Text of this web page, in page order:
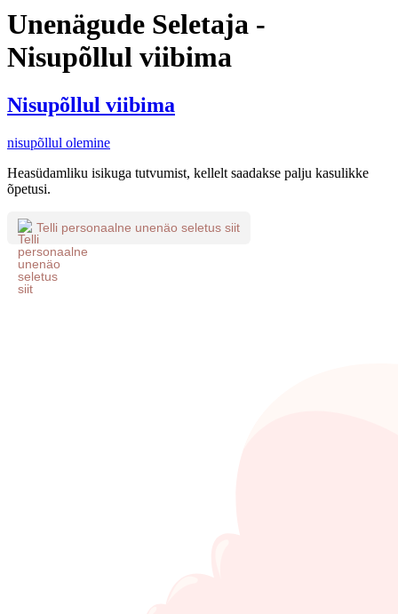
Unenägude Seletaja -
Nisupõllul viibima
Nisupõllul viibima
nisupõllul olemine
Heasüdamliku isikuga tutvumist, kellelt saadakse palju kasulikke
õpetusi.
Telli personaalne unenäo seletus siit